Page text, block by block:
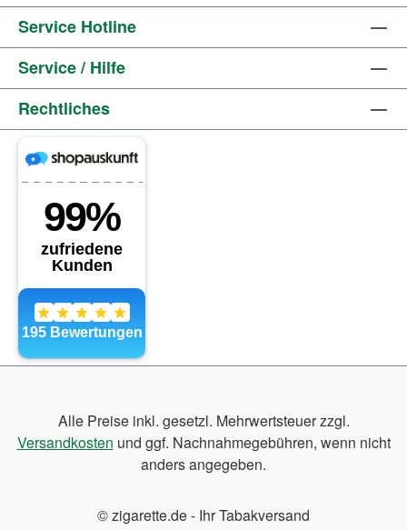
Service Hotline
Service / Hilfe
Rechtliches
Alle Preise inkl. gesetzl. Mehrwertsteuer zzgl.
Versandkosten und ggf. Nachnahmegebühren, wenn nicht
anders angegeben.
© zigarette.de - Ihr Tabakversand